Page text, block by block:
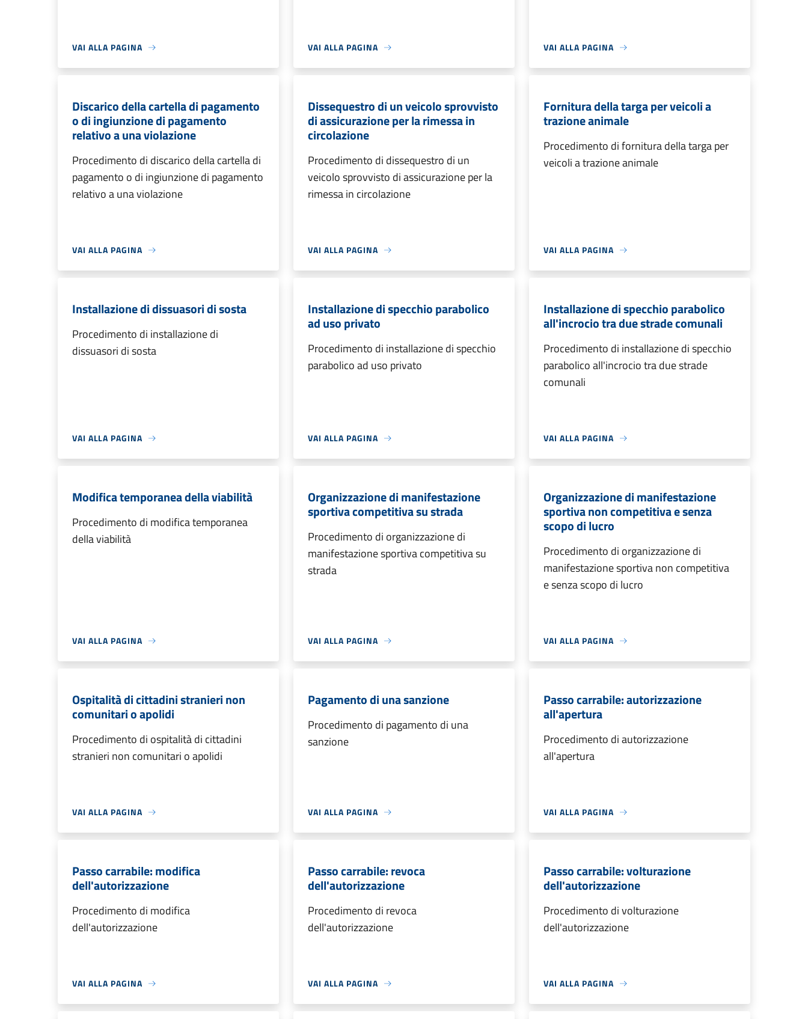
VAI ALLA PAGINA VAI ALLA PAGINA VAI ALLA PAGINA
Discarico della cartella di pagamento
o di ingiunzione di pagamento
relativo a una violazione
Procedimento di discarico della cartella di
pagamento o di ingiunzione di pagamento
relativo a una violazione
VAI ALLA PAGINA
Dissequestro di un veicolo sprovvisto
di assicurazione per la rimessa in
circolazione
Procedimento di dissequestro di un
veicolo sprovvisto di assicurazione per la
rimessa in circolazione
VAI ALLA PAGINA
Fornitura della targa per veicoli a
trazione animale
Procedimento di fornitura della targa per
veicoli a trazione animale
VAI ALLA PAGINA
Installazione di dissuasori di sosta
Procedimento di installazione di
dissuasori di sosta
VAI ALLA PAGINA
Installazione di specchio parabolico
ad uso privato
Procedimento di installazione di specchio
parabolico ad uso privato
VAI ALLA PAGINA
Installazione di specchio parabolico
all'incrocio tra due strade comunali
Procedimento di installazione di specchio
parabolico all'incrocio tra due strade
comunali
VAI ALLA PAGINA
Modifica temporanea della viabilità
Procedimento di modifica temporanea
della viabilità
VAI ALLA PAGINA
Organizzazione di manifestazione
sportiva competitiva su strada
Procedimento di organizzazione di
manifestazione sportiva competitiva su
strada
VAI ALLA PAGINA
Organizzazione di manifestazione
sportiva non competitiva e senza
scopo di lucro
Procedimento di organizzazione di
manifestazione sportiva non competitiva
e senza scopo di lucro
VAI ALLA PAGINA
Ospitalità di cittadini stranieri non
comunitari o apolidi
Procedimento di ospitalità di cittadini
stranieri non comunitari o apolidi
VAI ALLA PAGINA
Pagamento di una sanzione
Procedimento di pagamento di una
sanzione
VAI ALLA PAGINA
Passo carrabile: autorizzazione
all'apertura
Procedimento di autorizzazione
all'apertura
VAI ALLA PAGINA
Passo carrabile: modifica
dell'autorizzazione
Procedimento di modifica
dell'autorizzazione
VAI ALLA PAGINA
Passo carrabile: revoca
dell'autorizzazione
Procedimento di revoca
dell'autorizzazione
VAI ALLA PAGINA
Passo carrabile: volturazione
dell'autorizzazione
Procedimento di volturazione
dell'autorizzazione
VAI ALLA PAGINA